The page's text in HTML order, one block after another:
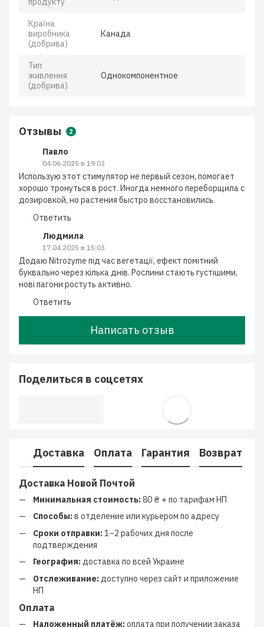
Країна
виробника
(добрива)
Канада
Тип
живлення
(добрива)
Однокомпонентное
Отзывы 2
Павло
04.06.2025 в 19:03
Использую этот стимулятор не первый сезон, помогает
хорошо тронуться в рост. Иногда немного переборщила с
дозировкой, но растения быстро восстановились.
Ответить
Людмила
17.04.2025 в 15:03
Додаю Nitrozyme під час вегетації, ефект помітний
буквально через кілька днів. Рослини стають густішими,
нові пагони ростуть активно.
Ответить
Написать отзыв
Поделиться в соцсетях
Доставка Оплата Гарантия Возврат
Доставка Новой Почтой
Минимальная стоимость:80 ₴ + по тарифам НП
Способы:в отделение или курьером по адресу
Сроки отправки:1–2 рабочих дня после
подтверждения
География:доставка по всей Украине
Отслеживание: доступно через сайт и приложение
НП
Оплата
Наложенный платёж:оплата при получении заказа